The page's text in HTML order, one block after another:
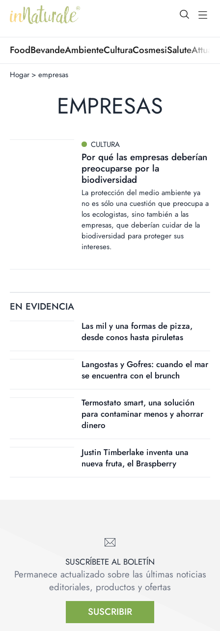
open
FoodBevandeAmbienteCulturaCosmesiSalute
Hogar > empresas
EMPRESAS
CULTURA
Por qué las empresas deberían
preocuparse por la
biodiversidad
La protección del medio ambiente ya
no es sólo una cuestión que preocupa a
los ecologistas, sino también a las
empresas, que deberían cuidar de la
biodiversidad para proteger sus
intereses.
EN EVIDENCIA
Las mil y una formas de pizza,
desde conos hasta piruletas
Langostas y Gofres: cuando el mar
se encuentra con el brunch
Termostato smart, una solución
para contaminar menos y ahorrar
dinero
Justin Timberlake inventa una
nueva fruta, el Braspberry
SUSCRÍBETE AL BOLETÍN
Permanece actualizado sobre las últimas noticias
editoriales, productos y ofertas
SUSCRIBIR